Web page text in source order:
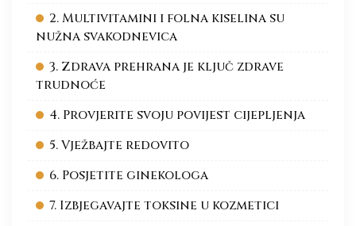
2. Multivitamini i folna kiselina su
nužna svakodnevica
3. Zdrava prehrana je ključ zdrave
trudnoće
4. Provjerite svoju povijest cijepljenja
5. Vježbajte redovito
6. Posjetite ginekologa
7. Izbjegavajte toksine u kozmetici